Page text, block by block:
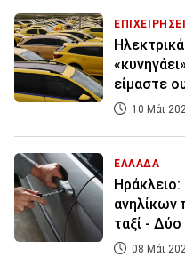
είμαστε
10 Μάι
ΕΛΛΑΔΑ
ανηλίκων
ταξί -
08 Μάι